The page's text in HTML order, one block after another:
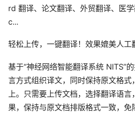
rd 翻译、论文翻译、外贸翻译、医
c...
轻松上传，一键翻译！效果媲美人工
基于“神经网络智能翻译系统 NITS”
言方式组织译文，同时保持原文格
上。只需要上传文档，选择翻译语
果，保持与原文档排版格式一致，免